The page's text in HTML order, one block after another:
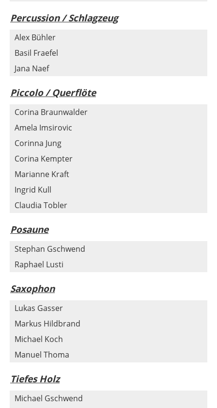
Percussion / Schlagzeug
Alex Bühler
Basil Fraefel
Jana Naef
Piccolo / Querflöte
Corina Braunwalder
Amela Imsirovic
Corinna Jung
Corina Kempter
Marianne Kraft
Ingrid Kull
Claudia Tobler
Posaune
Stephan Gschwend
Raphael Lusti
Saxophon
Lukas Gasser
Markus Hildbrand
Michael Koch
Manuel Thoma
Tiefes Holz
Michael Gschwend